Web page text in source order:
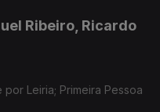
Ribeiro, Ricardo
Leiria; Primeira Pessoa